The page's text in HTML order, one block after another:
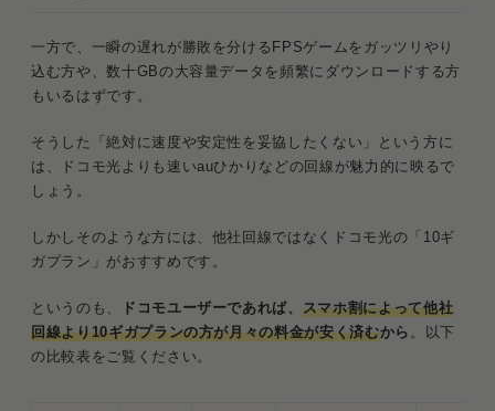
一方で、一瞬の遅れが勝敗を分けるFPSゲームをガッツリやり
込む方や、数十GBの大容量データを頻繁にダウンロードする方
もいるはずです。
そうした「絶対に速度や安定性を妥協したくない」という方に
は、ドコモ光よりも速いauひかりなどの回線が魅力的に映るで
しょう。
しかしそのような方には、他社回線ではなくドコモ光の「10ギ
ガプラン」がおすすめです。
というのも、 ドコモユーザーであれば、 スマホ割によって他社
回線より10ギガプランの方が月々の料金が安く済むから 。以下
の比較表をご覧ください。